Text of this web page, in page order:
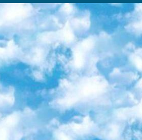
государственного образца о знании общеобразовательного предмета и как минимум национальный уровень B1 по предметам на иностранных языках, указанным в Приложении 2. или международно признанный сертификат эквивалентного уровня студенты, изучающие определенный предмет, освобождаются от экзамена; по соответствующим предметам запланирована итоговая государственная аттестация за день до дня, путем жеребьевки Рабочей группой (в письменной форме по предметам, проводимым в форме) из числа сформированных вариантов выбрано 2 варианта; 2 выбранных варианта экзамена анонсированы на официальном сайте министерства и все выпускники по всей стране на основе этих вариантов проводит итоговую государственную аттестацию. 6. Государственное образование учащихся средних общеобразовательных учреждений. знания в соответствии с квалификационными требованиями, которые необходимо приобрести на основании стандартов итоговый (выпускной) контроль для 9 и 11 классов в целях тестирования Экзамены (далее – экзамены) состоят из предметов, перечисленных в приложении 1. будет сделано. 7. Экзамены пройдут с 26 мая по 15 июня 2024 г. (кроме науки физического воспитания). 8. Физическая для учащихся 9 классов общесредних образовательных учреждений. Экзамены по предмету «Образование, квалификация медицина» 1-6 мая 2024 года. сотрудники перевести под присмотр (с отклонениями в физическом или умственном развитии) специализированная школа для детей, школы-интернаты и со сколиозом школы-интернаты санаторного типа для больных детей исключены). 9. Он был слепым, слабовидящим и имел нарушения опорно-двигательного аппарата. экзамены в специализированных школах и интернатах для детей должны проводиться исходя из требований, предъявляемых к общеобразовательным учреждениям (физкультура кроме науки). 10. Специализированная школа для глухих и слабослышащих детей. и экзамены в интернатах и быть реализован в виде письменного теста по математике. 11. Специальность для умственно отсталых детей. Для 9 класса Родной язык и литературное письмо Государственный язык (язык обучения – узбекский). для неклассов) написано Математическое письмо Письменная/устная история Узбекистана Физическое воспитание практично Итоговый контроль Для 11 класса Написание родного языка и литературы (эссе) Математическое письмо Узбекский язык (обучение на узбекском языке) не посещающее общее среднее образование для учреждений)/Образовательное учреждение выбор письменный и устный Иностранный язык письменный/устный Письменная/устная история Узбекистана *По выбору студента:  Химия  Физика  Основы государственного права  География 10 бесплатных образовательных ресурсов - Мы составили подборку онлайн-проектов с интерактивными упражнениями, видеолекциями и